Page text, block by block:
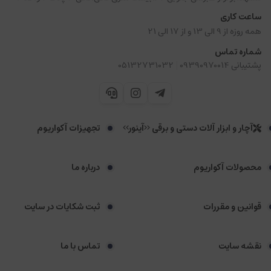
ساعت کاری
همه روزه از 9 الی 13 و از 17 الی 21
شماره تماس
پشتیبانی 09390970014
05132731032
آچار و ابزار آلات دستی و برقی <<آینور>> تجهیزات آکواریوم
محصولات آکواریوم درباره ما
قوانین و مقررات ثبت شکایات در سایت
نقشه سایت تماس با ما